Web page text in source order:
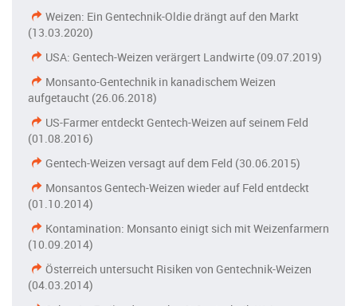
Weizen: Ein Gentechnik-Oldie drängt auf den Markt
(13.03.2020)
USA: Gentech-Weizen verärgert Landwirte (09.07.2019)
Monsanto-Gentechnik in kanadischem Weizen
aufgetaucht (26.06.2018)
US-Farmer entdeckt Gentech-Weizen auf seinem Feld
(01.08.2016)
Gentech-Weizen versagt auf dem Feld (30.06.2015)
Monsantos Gentech-Weizen wieder auf Feld entdeckt
(01.10.2014)
Kontamination: Monsanto einigt sich mit Weizenfarmern
(10.09.2014)
Österreich untersucht Risiken von Gentechnik-Weizen
(04.03.2014)